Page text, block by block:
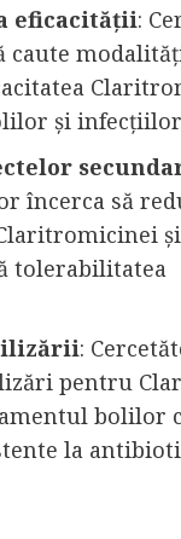
eficacității:
caute
și
încerca să
tolerabilitatea
:
pentru
bolilor
la